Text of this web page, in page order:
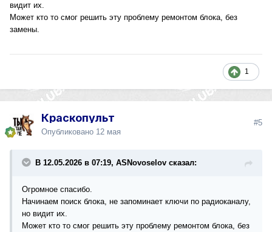
видит их.
Может кто то смог решить эту проблему ремонтом блока, без
замены.
1
Краскопульт
Опубликовано 12 мая
#5
В 12.05.2026 в 07:19, ASNovoselov сказал:
Огромное спасибо.
Начинаем поиск блока, не запоминает ключи по радиоканалу,
но видит их.
Может кто то смог решить эту проблему ремонтом блока, без